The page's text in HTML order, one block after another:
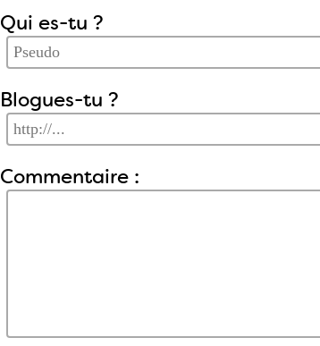
Qui es-tu ?
Blogues-tu ?
Commentaire :